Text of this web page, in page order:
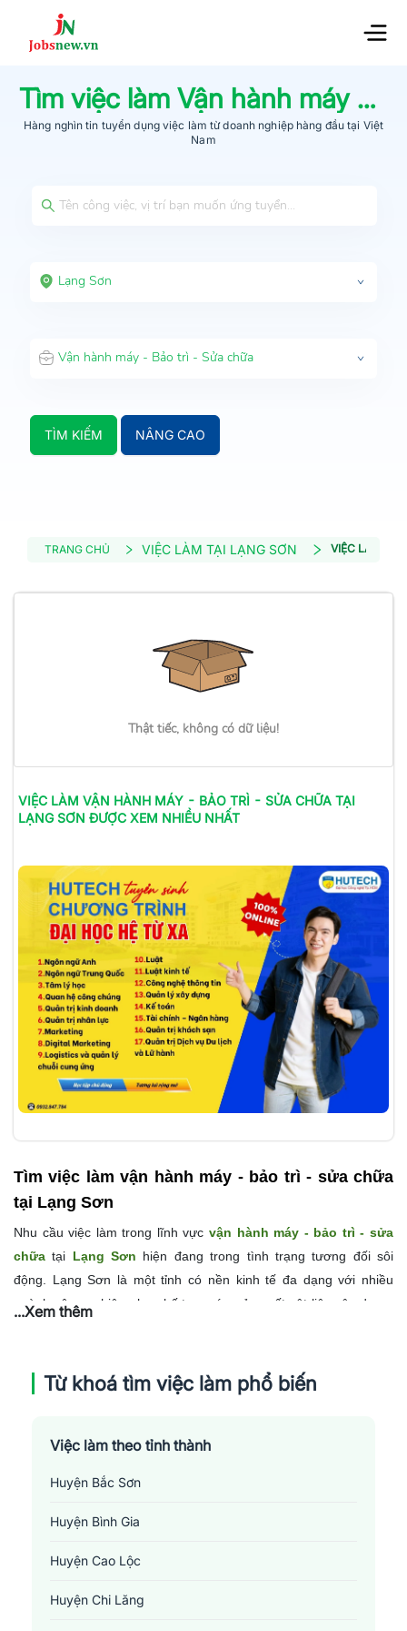
Tìm việc làmVận hành máy - Bảo trì - Sửa chữa
Hàng nghìn tin tuyển dụng việc làm từdoanh nghiệp hàng đầu tại Việt
Nam
Lạng Sơn
Vận hành máy - Bảo trì - Sửa chữa
TÌM KIẾM NÂNG CAO
TRANG CHỦ VIỆC LÀM TẠI LẠNG SƠN VIỆC LÀM
Thật tiếc, không có dữ liệu!
VIỆC LÀM VẬN HÀNH MÁY - BẢO TRÌ - SỬA CHỮA TẠI
LẠNG SƠN ĐƯỢC XEM NHIỀU NHẤT
Tìm việc làm vận hành máy - bảo trì - sửa chữa
tại Lạng Sơn
Nhu cầu việc làm trong lĩnh vực vận hành máy - bảo trì - sửa
chữa tại Lạng Sơn hiện đang trong tình trạng tương đối sôi
động. Lạng Sơn là một tỉnh có nền kinh tế đa dạng với nhiều
ngành công nghiệp như chế tạo máy, sản xuất vật liệu xây dựng,
chữa các thiết bị máy móc. Do đó, những người có kỹ năng và
kinh nghiệm trong lĩnh vực này có nhiều cơ hội tìm được việc làm
cao, tư duy kỹ thuật tốt và sự cẩn thận, nên không phải ai cũng
...Xem thêm
Từ khoá tìm việc làm phổ biến
Việc làm theo tỉnh thành
Huyện Bắc Sơn
Huyện Bình Gia
Huyện Cao Lộc
Huyện Chi Lăng